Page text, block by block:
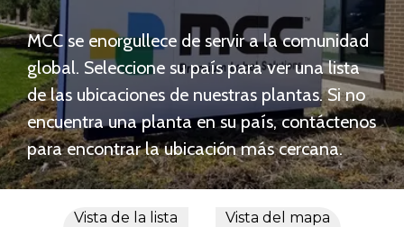
MCC se enorgullece de servir a la comunidad
global. Seleccione su país para ver una lista
de las ubicaciones de nuestras plantas. Si no
encuentra una planta en su país, contáctenos
para encontrar la ubicación más cercana.
Vista de la lista Vista del mapa